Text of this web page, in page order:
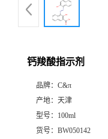
钙羧酸指示剂
品牌： C&π
产地： 天津
型号： 100ml
货号： BW050142